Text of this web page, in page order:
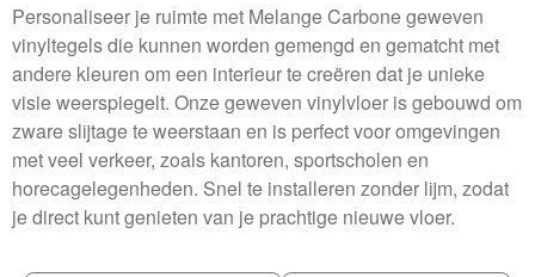
Personaliseer je ruimte met Melange Carbone geweven
vinyltegels die kunnen worden gemengd en gematcht met
andere kleuren om een interieur te creëren dat je unieke
visie weerspiegelt. Onze geweven vinylvloer is gebouwd om
zware slijtage te weerstaan en is perfect voor omgevingen
met veel verkeer, zoals kantoren, sportscholen en
horecagelegenheden. Snel te installeren zonder lijm, zodat
je direct kunt genieten van je prachtige nieuwe vloer.